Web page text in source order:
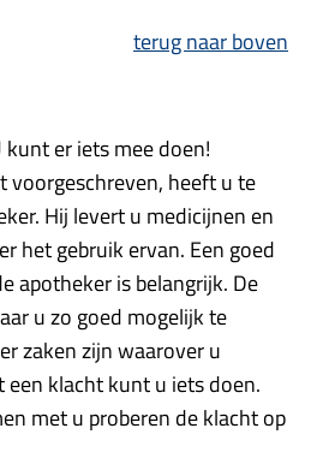
terug naar boven
er iets mee doen!
voorgeschreven, heeft u te
Hij levert u medicijnen en
het gebruik ervan. Een goed
apotheker is belangrijk. De
u zo goed mogelijk te
zaken zijn waarover u
klacht kunt u iets doen.
met u proberen de klacht op